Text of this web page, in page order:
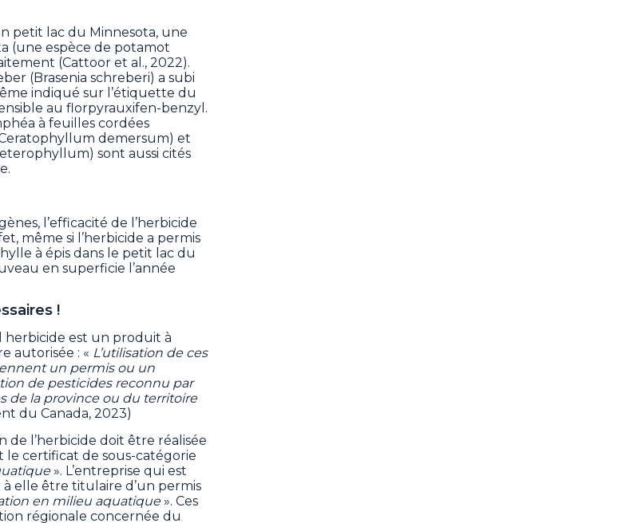
petit lac du Minnesota, une
(une espèce de potamot
(Cattoor et al., 2022).
(Brasenia schreberi) a subi
indiqué sur l’étiquette du
au florpyrauxifen-benzyl.
à feuilles cordées
demersum) et
sont aussi cités
l’efficacité de l’herbicide
même si l’herbicide a permis
à épis dans le petit lac du
en superficie l’année
!
herbicide est un produit à
autorisée : « L’utilisation de ces
un permis ou un
de pesticides reconnu par
de la province ou du territoire
du Canada, 2023)
de l’herbicide doit être réalisée
le certificat de sous-catégorie
». L’entreprise qui est
elle être titulaire d’un permis
en milieu aquatique». Ces
régionale concernée du